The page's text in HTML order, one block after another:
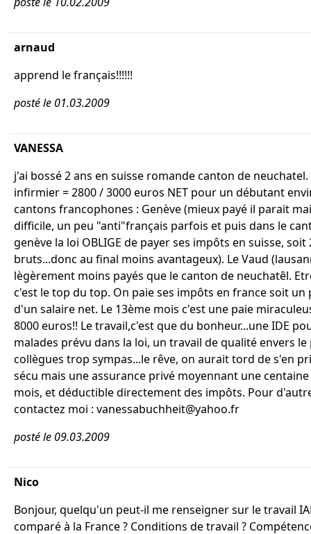
arnaud
apprend le français!!!!!!
posté le 01.03.2009
VANESSA
j'ai bossé 2 ans en suisse romande canton de neuchatel.
infirmier = 2800 / 3000 euros NET pour un débutant
cantons francophones : Genève (mieux payé il parait
difficile, un peu "anti"français parfois et puis dans le
genève la loi OBLIGE de payer ses impôts en suisse, soit
bruts...donc au final moins avantageux). Le Vaud
lègèrement moins payés que le canton de neuchatêl.
c'est le top du top. On paie ses impôts en france soit un
d'un salaire net. Le 13ème mois c'est une paie
8000 euros!! Le travail,c'est que du bonheur...une IDE
malades prévu dans la loi, un travail de qualité envers
collègues trop sympas...le rêve, on aurait tord de s'en
sécu mais une assurance privé moyennant une
mois, et déductible directement des impôts. Pour
contactez moi : vanessabuchheit@yahoo.fr
posté le 09.03.2009
Nico
Bonjour, quelqu'un peut-il me renseigner sur le travail
comparé à la France ? Conditions de travail ?